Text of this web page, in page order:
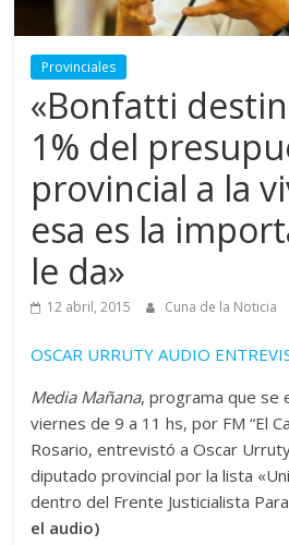
Provinciales
«Bonfatti
1% del
provincial a la
esa es la
le da»
12 abril, 2015 Cuna de la Noticia
OSCAR URRUTY AUDIO
Media Mañana, programa que se
viernes de 9 a 11 hs, por FM “El
Rosario, entrevistó a Oscar
diputado provincial por la lista
dentro del Frente Justicialista
el audio)